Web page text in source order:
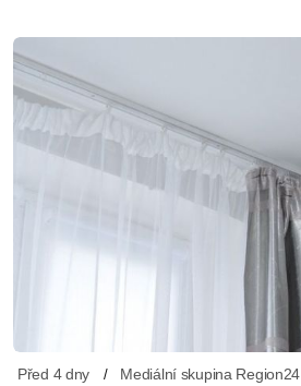
Před 4 dny Mediální skupina Region24